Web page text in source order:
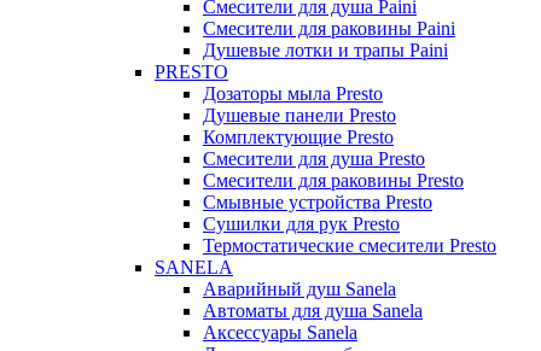
Смесители для душа Paini
Смесители для раковины Paini
Душевые лотки и трапы Paini
PRESTO
Дозаторы мыла Presto
Душевые панели Presto
Комплектующие Presto
Смесители для душа Presto
Смесители для раковины Presto
Смывные устройства Presto
Сушилки для рук Presto
Термостатические смесители Presto
SANELA
Аварийный душ Sanela
Автоматы для душа Sanela
Аксессуары Sanela